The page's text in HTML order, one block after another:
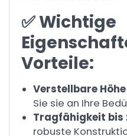
✅ Wichtige
Vorteile:
Verstellbare
Sie sie an Ihre
Tragfähigkeit bis
robuste